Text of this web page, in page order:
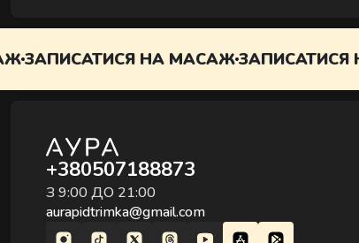
НА МАСАЖЗАПИСАТИСЯ НА МАСАЖ
+380507188873
З 9:00 ДО 21:00
aurapidtrimka@gmail.com